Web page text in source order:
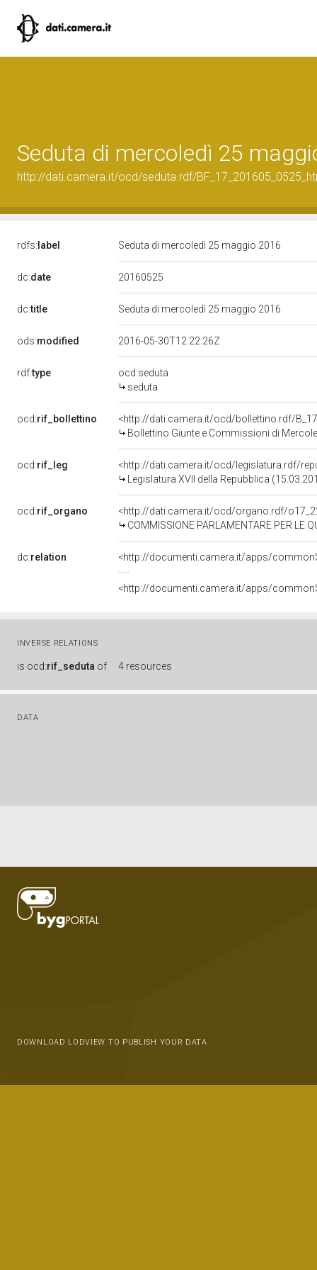
Seduta di mercoledì 25
http://dati.camera.it/ocd/seduta.rdf/
rdfs: label Seduta di mercoledì 25 maggio 2016
dc:date 20160525
dc:title Seduta di mercoledì 25 maggio 2016
ods:modified 2016-05-30T12:22:26Z
rdf:type
ocd:seduta
seduta
ocd:rif_bollettino
<http://dati.camera.it/ocd/bollettino.rdf/
Bollettino Giunte e Commissioni di
ocd:rif_leg
<http://dati.camera.it/ocd/legislatura.rdf/
Legislatura XVII della Repubblica
ocd:rif_organo
<http://dati.camera.it/ocd/organo.rdf/
COMMISSIONE PARLAMENTARE PER LE
dc:relation
INVERSE RELATIONS
is ocd:rif_seduta of 4 resources
DATA
DOWNLOAD LODVIEW TO PUBLISH YOUR DATA